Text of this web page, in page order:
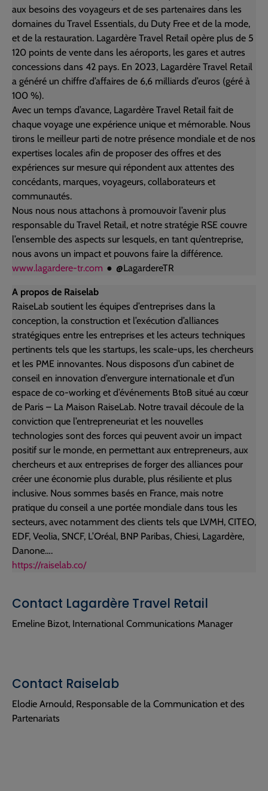
aux besoins des voyageurs et de ses partenaires dans les
domaines du Travel Essentials, du Duty Free et de la mode,
et de la restauration. Lagardère Travel Retail opère plus de 5
120 points de vente dans les aéroports, les gares et autres
concessions dans 42 pays. En 2023, Lagardère Travel Retail
a généré un chiffre d’affaires de 6,6 milliards d’euros (géré à
100 %).
Avec un temps d’avance, Lagardère Travel Retail fait de
chaque voyage une expérience unique et mémorable. Nous
tirons le meilleur parti de notre présence mondiale et de nos
expertises locales afin de proposer des offres et des
expériences sur mesure qui répondent aux attentes des
concédants, marques, voyageurs, collaborateurs et
communautés.
Nous nous nous attachons à promouvoir l’avenir plus
responsable du Travel Retail, et notre stratégie RSE couvre
l’ensemble des aspects sur lesquels, en tant qu’entreprise,
nous avons un impact et pouvons faire la différence.
www.lagardere-tr.com ● @LagardereTR
A propos de Raiselab
RaiseLab soutient les équipes d’entreprises dans la
conception, la construction et l’exécution d’alliances
stratégiques entre les entreprises et les acteurs techniques
pertinents tels que les startups, les scale-ups, les chercheurs
et les PME innovantes. Nous disposons d’un cabinet de
conseil en innovation d’envergure internationale et d’un
espace de co-working et d’événements BtoB situé au cœur
de Paris – La Maison RaiseLab. Notre travail découle de la
conviction que l’entrepreneuriat et les nouvelles
technologies sont des forces qui peuvent avoir un impact
positif sur le monde, en permettant aux entrepreneurs, aux
chercheurs et aux entreprises de forger des alliances pour
créer une économie plus durable, plus résiliente et plus
inclusive. Nous sommes basés en France, mais notre
pratique du conseil a une portée mondiale dans tous les
secteurs, avec notamment des clients tels que LVMH, CITEO,
EDF, Veolia, SNCF, L’Oréal, BNP Paribas, Chiesi, Lagardère,
Danone….
https://raiselab.co/
Contact Lagardère Travel Retail
Emeline Bizot, International Communications Manager
Contact Raiselab
Elodie Arnould, Responsable de la Communication et des
Partenariats